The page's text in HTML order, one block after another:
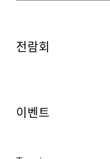
전람회
이벤트